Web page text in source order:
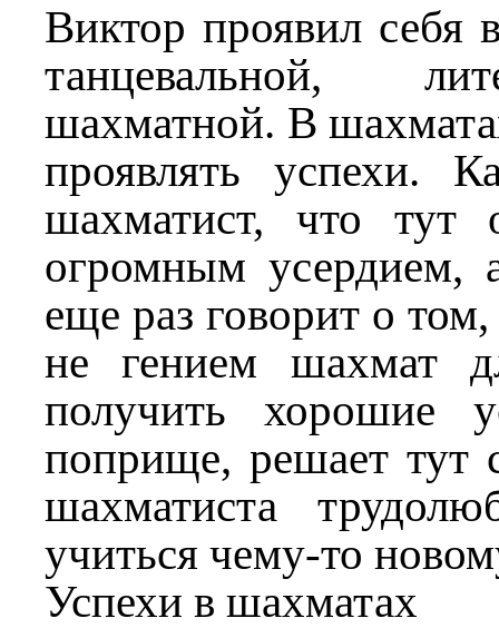
Виктор проявил себя
танцевальной,
шахматной. В
проявлять успехи.
шахматист, что тут
огромным усердием,
еще раз говорит о
не гением шахмат
получить хорошие
поприще, решает тут
шахматиста
учиться чему-то
Успехи в шахматах